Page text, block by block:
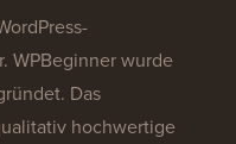
WPBeginner wurde
Das
hochwertige